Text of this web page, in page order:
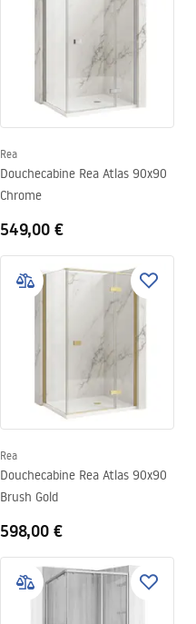
Rea
Douchecabine Rea Atlas 90x90
Chrome
549,00 €
Rea
Douchecabine Rea Atlas 90x90
Brush Gold
598,00 €